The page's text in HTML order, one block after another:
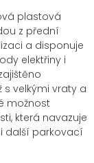
plastová
z přední
a disponuje
elektřiny i
velkými vraty a
možnost
která navazuje
další parkovací